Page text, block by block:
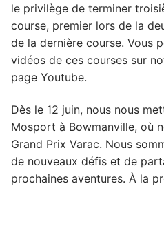
le privilège de terminer
course, premier lors de la
de la dernière course. Vous
vidéos de ces courses sur
page Youtube.
Dès le 12 juin, nous nous
Mosport à Bowmanville, où
Grand Prix Varac. Nous
de nouveaux défis et de
prochaines aventures. À la